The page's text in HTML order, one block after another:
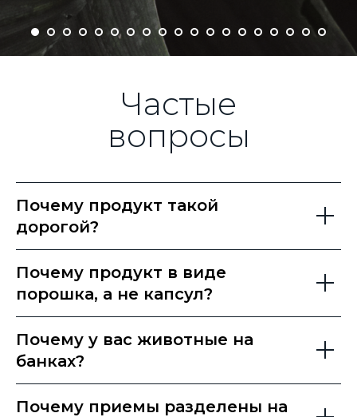
Частые
вопросы
Почему продукт такой
дорогой?
Почему продукт в виде
порошка, а не капсул?
Почему у вас животные на
банках?
Почему приемы разделены на